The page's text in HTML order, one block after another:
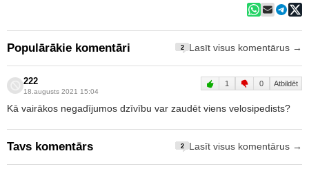
Populārākie komentāri 2 Lasīt visus komentārus →
222
18.augusts 2021 15:04
1 0 Atbildēt
Kā vairākos negadījumos dzīvību var zaudēt viens velosipedists?
Tavs komentārs 2 Lasīt visus komentārus →